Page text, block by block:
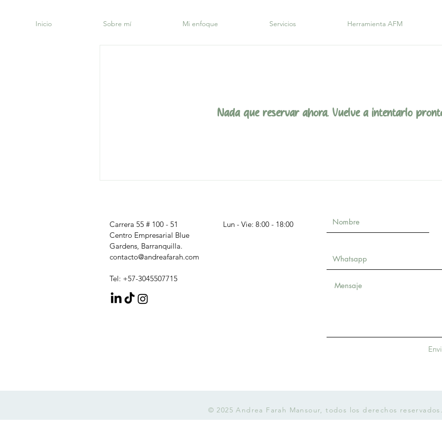
Inicio Sobre mí Mi enfoque Servicios Herramienta AFM
Nada que reservar ahora. Vuelve a intentarlo
Carrera 55 # 100 - 51
Centro Empresarial Blue
Gardens, Barranquilla.
contacto@andreafarah.com
Tel: +57-3045507715
Lun - Vie: 8:00 - 18:00
© 2025 Andrea Farah Mansour, todos los derechos